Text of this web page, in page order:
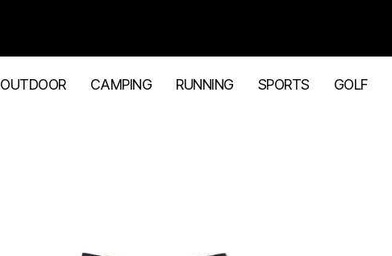
OUTDOOR CAMPING RUNNING SPORTS GOLF